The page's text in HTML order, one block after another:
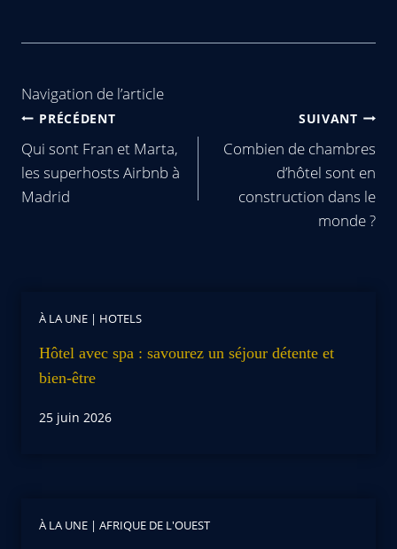
Navigation de l’article
PRÉCÉDENT
Qui sont Fran et Marta,
les superhosts Airbnb à
Madrid
SUIVANT
Combien de chambres
d’hôtel sont en
construction dans le
monde ?
À LA UNE | HOTELS
Hôtel avec spa : savourez un séjour détente et
bien-être
25 juin 2026
À LA UNE | AFRIQUE DE L'OUEST